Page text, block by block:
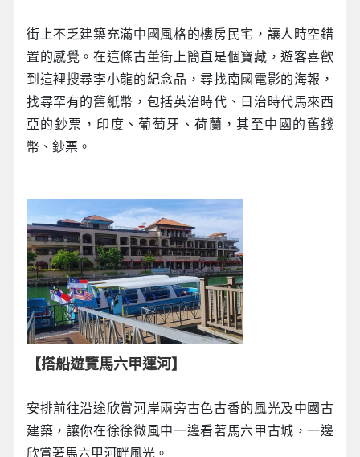
街上不乏建築充滿中國風格的樓房民宅，讓人時空錯
置的感覺。在這條古董街上簡直是個寶藏，遊客喜歡
到這裡搜尋李小龍的紀念品，尋找南國電影的海報，
找尋罕有的舊紙幣，包括英治時代、日治時代馬來西
亞的鈔票，印度、葡萄牙、荷蘭，其至中國的舊錢
幣、鈔票。
【搭船遊覽馬六甲運河】
安排前往沿途欣賞河岸兩旁古色古香的風光及中國古
建築，讓你在徐徐微風中一邊看著馬六甲古城，一邊
欣賞著馬六甲河畔風光。